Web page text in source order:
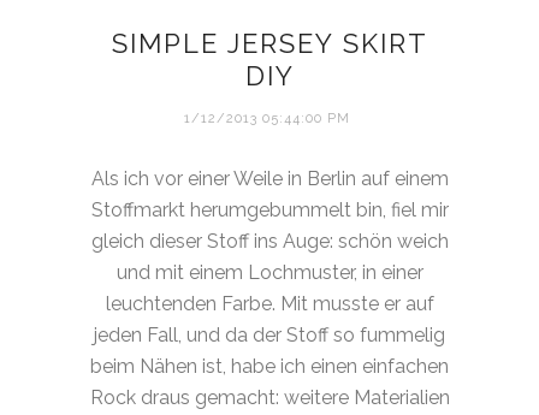
SIMPLE JERSEY SKIRT
DIY
1/12/2013 05:44:00 PM
Als ich vor einer Weile in Berlin auf einem
Stoffmarkt herumgebummelt bin, fiel mir
gleich dieser Stoff ins Auge: schön weich
und mit einem Lochmuster, in einer
leuchtenden Farbe. Mit musste er auf
jeden Fall, und da der Stoff so fummelig
beim Nähen ist, habe ich einen einfachen
Rock draus gemacht: weitere Materialien